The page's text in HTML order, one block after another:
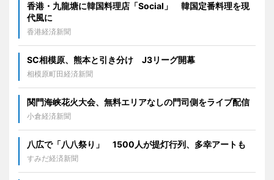
香港・九龍塘に韓国料理店「Social」 韓国定番料理を現
代風に
香港経済新聞
SC相模原、熊本と引き分け J3リーグ開幕
相模原町田経済新聞
関門海峡花火大会、無料エリアなしの門司側をライブ配信
小倉経済新聞
八広で「八八祭り」 1500人が提灯行列、多幸アートも
すみだ経済新聞